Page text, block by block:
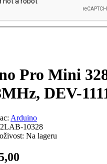
Pro Mini
DEV-
Arduino
10328
Na lageru